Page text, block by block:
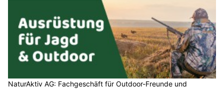
NaturAktiv AG: Fachgeschäft für Outdoor-Freunde und